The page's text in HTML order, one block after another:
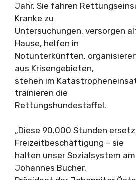
Jahr. Sie fahren
Kranke zu
Untersuchungen, versorgen
Hause, helfen in
Notunterkünften,
aus Krisengebieten,
stehen im
trainieren die
Rettungshundestaffel.
„Diese 90.000 Stunden
Freizeitbeschäftigung – sie
halten unser Sozialsystem
Johannes Bucher,